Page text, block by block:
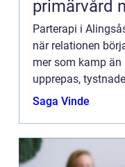
primärvård
Parterapi i
när relationen
mer som kamp
upprepas,
Saga Vinde